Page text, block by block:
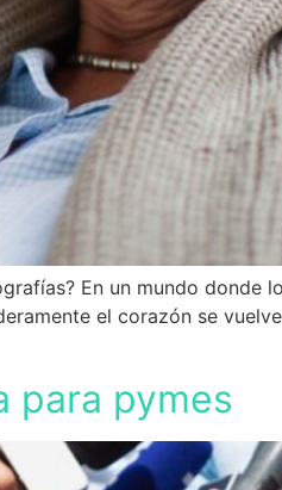
En un mundo donde
el corazón se
para pymes